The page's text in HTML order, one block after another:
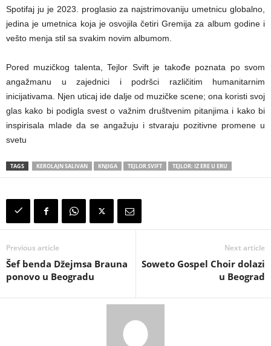
Spotifaj ju je 2023. proglasio za najstrimovaniju umetnicu globalno,
jedina je umetnica koja je osvojila četiri Gremija za album godine i
vešto menja stil sa svakim novim albumom.
Pored muzičkog talenta, Tejlor Svift je takođe poznata po svom
angažmanu u zajednici i podršci različitim humanitarnim
inicijativama. Njen uticaj ide dalje od muzičke scene; ona koristi svoj
glas kako bi podigla svest o važnim društvenim pitanjima i kako bi
inspirisala mlade da se angažuju i stvaraju pozitivne promene u
svetu
TAGS KEROLAJN SALIVAN KNJIGA TEJLOR SVIFT TEJLOR: IZ ERE U ERU
Previous article
Šef benda Džejmsa Brauna
ponovo u Beogradu
Next article
Soweto Gospel Choir dolazi
u Beograd